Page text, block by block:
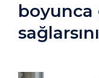
boyunca